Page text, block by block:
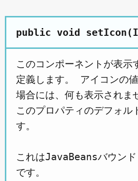
public void
このコンポーネントが表示
定義します。 アイコンの
場合には、何も表示されま
このプロパティのデフォ
す。
これはJavaBeansバウンド
です。